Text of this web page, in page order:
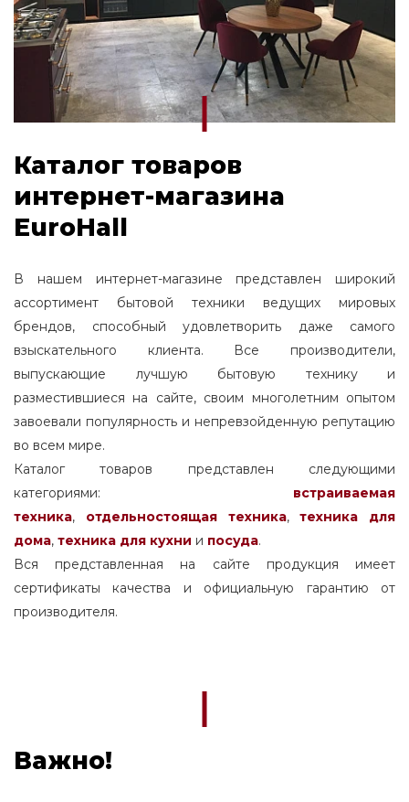
Каталог товаров
интернет-магазина
EuroHall
В нашем интернет-магазине представлен широкий
ассортимент бытовой техники ведущих мировых
брендов, способный удовлетворить даже самого
взыскательного клиента. Все производители,
выпускающие лучшую бытовую технику и
разместившиеся на сайте, своим многолетним опытом
завоевали популярность и непревзойденную репутацию
во всем мире.
Каталог товаров представлен следующими
категориями: встраиваемая
техника, отдельностоящаятехника,
техника для
дома, техника для кухни и посуда.
Вся представленная на сайте продукция имеет
сертификаты качества и официальную гарантию от
производителя.
Важно!